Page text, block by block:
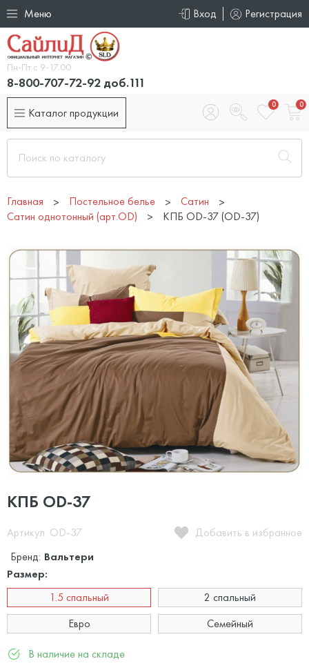
Меню Вход Регистрация
Пн-Пт с 9-17.00
8-800-707-72-92 доб.111
Каталог продукции
0 0
Главная Постельное белье
Сатин
Сатин однотонный (арт.OD)
КПБ OD-37 (OD-37)
КПБ OD-37
Артикул: OD-37
Добавить в избранное
Бренд: Вальтери
Размер:
1.5 спальный
2 спальный
Евро
Семейный
В наличие на складе